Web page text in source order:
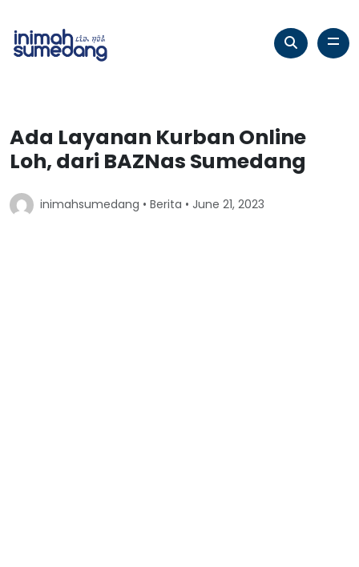
Ada Layanan Kurban Online
Loh, dari BAZNas Sumedang
inimahsumedang • Berita • June 21, 2023